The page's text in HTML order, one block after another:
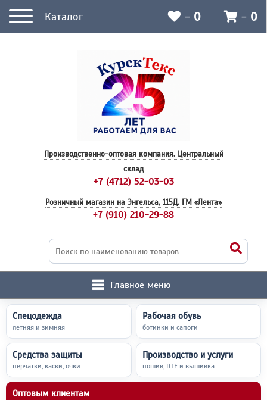
Производственно-оптовая компания. Центральный
склад
+7 (4712) 52-03-03
Розничный магазин на Энгельса, 115Д. ГМ «Лента»
+7 (910) 210-29-88
Главное меню
Спецодежда
летняя и зимняя
Рабочая обувь
ботинки и сапоги
Средства защиты
перчатки, каски, очки
Производство и услуги
пошив, DTF и вышивка
Оптовым клиентам
Каталог - 0 - 0